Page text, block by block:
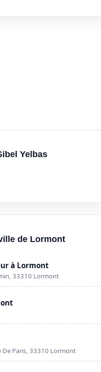
Yelbas
de Lormont
à Lormont
33310 Lormont
De Paris, 33310 Lormont